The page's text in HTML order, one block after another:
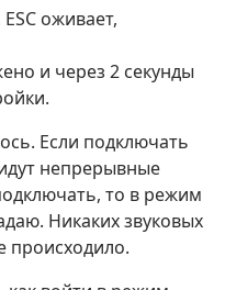
оживает,
и через 2 секунды
Если подключать
идут непрерывные
то в режим
Никаких звуковых
происходило.